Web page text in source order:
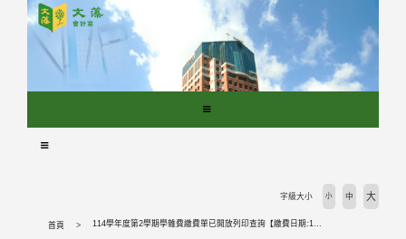
首頁 114學年度第2學期學雜費繳費單已開放列印查詢【繳費日期:115年01月23日至115年02月13日(新生及轉學生請看註冊須知所載之繳費日期)】
字級大小 小 中 大